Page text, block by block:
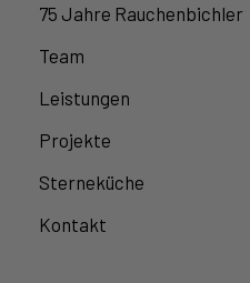
75 Jahre Rauchenbichler
Team
Leistungen
Projekte
Sterneküche
Kontakt